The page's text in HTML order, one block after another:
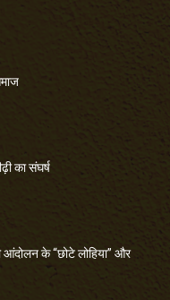
का संघर्ष
आंदोलन के “छोटे लोहिया” और